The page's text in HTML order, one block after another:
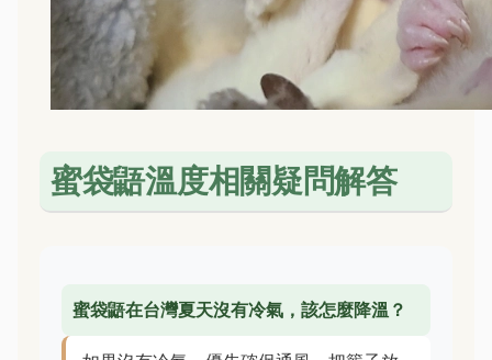
蜜袋鼯溫度相關疑問解答
蜜袋鼯在台灣夏天沒有冷氣，該怎麼降溫？